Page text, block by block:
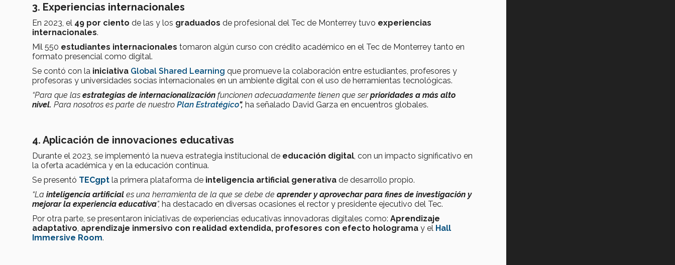
3. Experiencias internacionales
En 2023, el 49 por ciento de las y los graduados de profesional del Tec de Monterrey tuvo experiencias
internacionales.
Mil 550 estudiantes internacionales tomaron algún curso con crédito académico en el Tec de Monterrey tanto en
formato presencial como digital.
Se contó con la iniciativa Global Shared Learning que promueve la colaboración entre estudiantes, profesores y
profesoras y universidades socias internacionales en un ambiente digital con el uso de herramientas tecnológicas.
“Para que las estrategias de internacionalización funcionen adecuadamente tienen que serprioridades a más alto
nivel. Para nosotros es parte de nuestro Plan Estratégico", ha señalado David Garza en encuentros globales.
4. Aplicación de innovaciones educativas
Durante el 2023, se implementó la nueva estrategia institucional de educación digital, con un impacto significativo en
la oferta académica y en la educación continua.
Se presentó TECgpt la primera plataforma de inteligencia artificial generativa de desarrollo propio.
“La inteligencia artificial es una herramienta de la que se debe de aprender y aprovechar para fines de investigación y
mejorar la experiencia educativa”, ha destacado en diversas ocasiones el rector y presidente ejecutivo del Tec.
Por otra parte, se presentaron iniciativas de experiencias educativas innovadoras digitales como: Aprendizaje
adaptativo, aprendizaje inmersivo con realidad extendida, profesores con efecto holograma y el Hall
Immersive Room.